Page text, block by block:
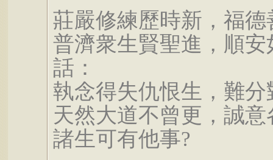
莊嚴修練歷時新，福
普濟衆生賢聖進，順
話：
執念得失仇恨生，難
天然大道不曾更，誠
諸生可有他事?